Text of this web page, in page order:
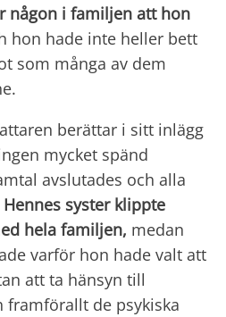
någon i familjen att hon
hon hade inte heller bett
som många av dem
berättar i sitt inlägg
mycket spänd
avslutades och alla
Hennes syster klippte
hela familjen, medan
varför hon hade valt att
att ta hänsyn till
de psykiska